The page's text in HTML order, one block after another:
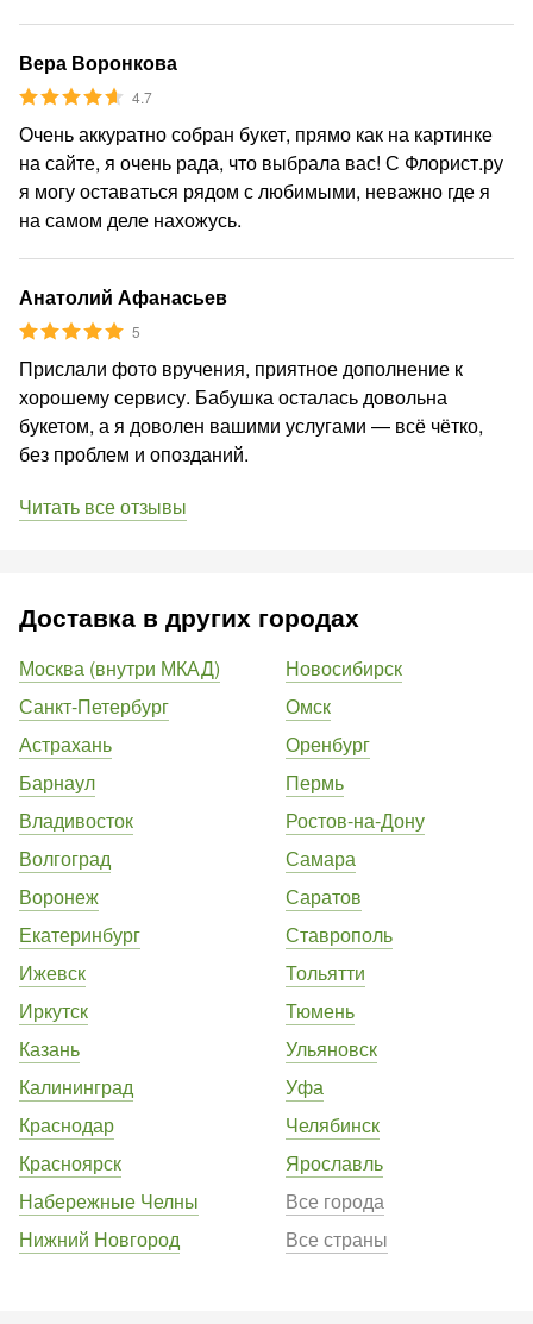
Вера Воронкова
4.7
Очень аккуратно собран букет, прямо как на картинке
на сайте, я очень рада, что выбрала вас! С Флорист.ру
я могу оставаться рядом с любимыми, неважно где я
на самом деле нахожусь.
Анатолий Афанасьев
5
Прислали фото вручения, приятное дополнение к
хорошему сервису. Бабушка осталась довольна
букетом, а я доволен вашими услугами — всё чётко,
без проблем и опозданий.
Читать все отзывы
Доставка в других городах
Москва (внутри МКАД)
Санкт-Петербург
Астрахань
Барнаул
Владивосток
Волгоград
Воронеж
Екатеринбург
Ижевск
Иркутск
Казань
Калининград
Краснодар
Красноярск
Набережные Челны
Нижний Новгород
Новосибирск
Омск
Оренбург
Пермь
Ростов-на-Дону
Самара
Саратов
Ставрополь
Тольятти
Тюмень
Ульяновск
Уфа
Челябинск
Ярославль
Все города
Все страны